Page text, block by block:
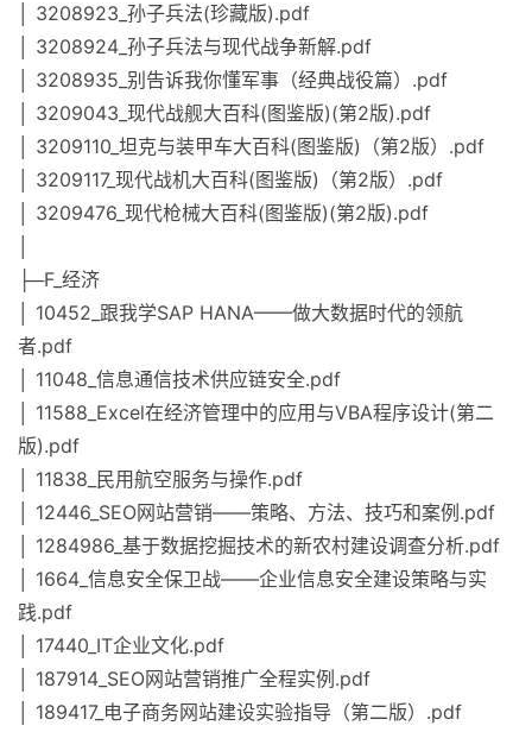
│ 3208923_孙子兵法(珍藏版).pdf
│ 3208924_孙子兵法与现代战争新解.pdf
│ 3208935_别告诉我你懂军事（经典战役篇）.pdf
│ 3209043_现代战舰大百科(图鉴版)(第2版).pdf
│ 3209110_坦克与装甲车大百科(图鉴版)（第2版）.pdf
│ 3209117_现代战机大百科(图鉴版)（第2版）.pdf
│ 3209476_现代枪械大百科(图鉴版)(第2版).pdf
├─F_经济
│ 10452_跟我学SAP HANA——做大数据时代的领航
者.pdf
│ 11048_信息通信技术供应链安全.pdf
│ 11588_Excel在经济管理中的应用与VBA程序设计(第二
版).pdf
│ 11838_民用航空服务与操作.pdf
│ 12446_SEO网站营销——策略、方法、技巧和案例.pdf
│ 1284986_基于数据挖掘技术的新农村建设调查分析.pdf
│ 1664_信息安全保卫战——企业信息安全建设策略与实
践.pdf
│ 17440_IT企业文化.pdf
│ 187914_SEO网站营销推广全程实例.pdf
│ 189417_电子商务网站建设实验指导（第二版）.pdf